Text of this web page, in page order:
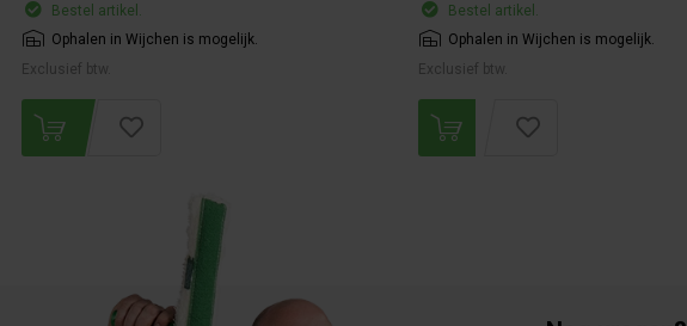
Bestel artikel.
Ophalen in Wijchen is mogelijk.
Exclusief btw.
Bestel artikel.
Ophalen in Wijchen is mogelijk.
Exclusief btw.